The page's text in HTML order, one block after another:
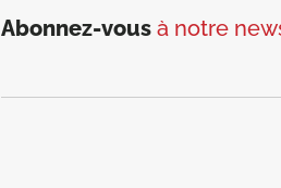
Abonnez-vous à notre